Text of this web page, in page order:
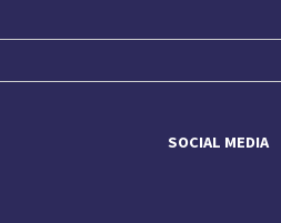
SOCIAL MEDIA